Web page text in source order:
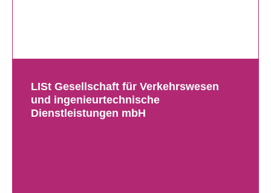
LISt Gesellschaft für Verkehrswesen
und ingenieurtechnische
Dienstleistungen mbH